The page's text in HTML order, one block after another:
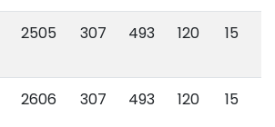
2505 307 493 120 15
2606 307 493 120 15